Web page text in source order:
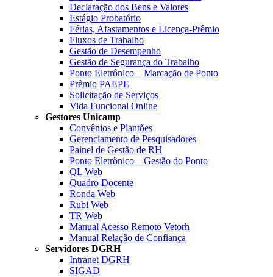
Declaração dos Bens e Valores
Estágio Probatório
Férias, Afastamentos e Licença-Prêmio
Fluxos de Trabalho
Gestão de Desempenho
Gestão de Segurança do Trabalho
Ponto Eletrônico – Marcação de Ponto
Prêmio PAEPE
Solicitação de Serviços
Vida Funcional Online
Gestores Unicamp
Convênios e Plantões
Gerenciamento de Pesquisadores
Painel de Gestão de RH
Ponto Eletrônico – Gestão do Ponto
QL Web
Quadro Docente
Ronda Web
Rubi Web
TR Web
Manual Acesso Remoto Vetorh
Manual Relação de Confiança
Servidores DGRH
Intranet DGRH
SIGAD